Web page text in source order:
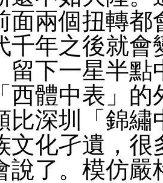
面兩個扭轉都
千年之後就會
留下一星半點
西體中表」的
比深圳「錦繡
文化孑遺，很
說了。模仿嚴